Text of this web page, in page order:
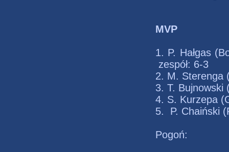
MVP
1. P.
zespół: 6-3
2. M.
3. T.
4. S.
5. P.
Pogoń: